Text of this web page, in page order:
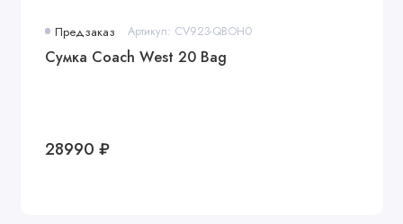
Предзаказ Артикул: CV923-QBOH0
Сумка Coach West 20 Bag
28990 ₽